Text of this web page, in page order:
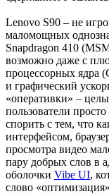
Lenovo S90 – не
маломощных
Snapdragon 410
возможно даже с
процессорных ядра
и графический
«оперативки» –
пользователи
спорить с тем, что
интерфейсом,
просмотра видео
пару добрых слов в
оболочки Vibe UI,
слово